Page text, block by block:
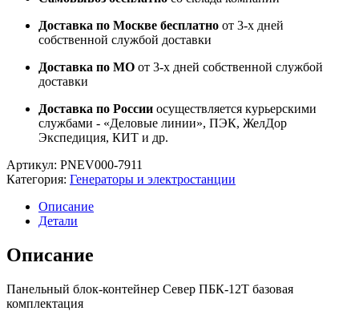
Доставка по Москве бесплатно от 3-х дней
собственной службой доставки
Доставка по МО от 3-х дней собственной службой
доставки
Доставка по России осуществляется курьерскими
службами - «Деловые линии», ПЭК, ЖелДор
Экспедиция, КИТ и др.
Артикул: PNEV000-7911
Категория: Генераторы и электростанции
Описание
Детали
Описание
Панельный блок-контейнер Север ПБК-12Т базовая
комплектация